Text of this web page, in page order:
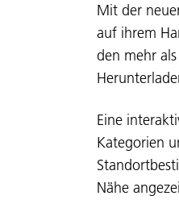
Mit der
auf ihrem
den mehr
Eine
Kategorien
Nähe